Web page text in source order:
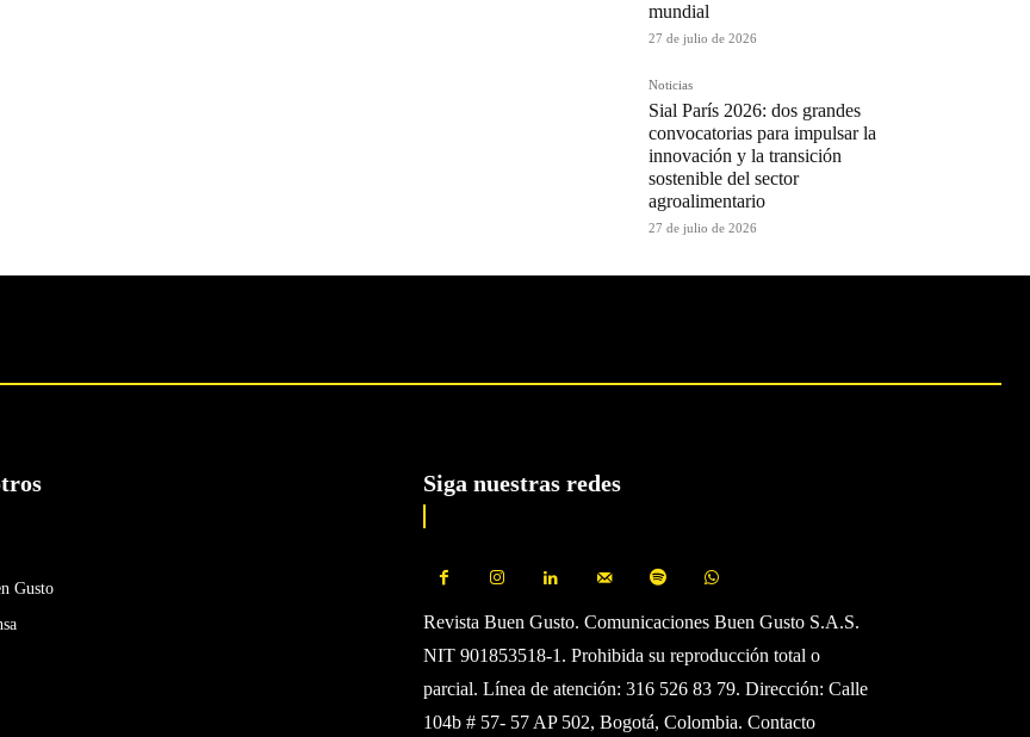
mundial
27 de julio de 2026
Noticias
Sial París 2026: dos grandes
convocatorias para impulsar la
innovación y la transición
sostenible del sector
agroalimentario
27 de julio de 2026
Gusto
Siga nuestras redes
Revista Buen Gusto. Comunicaciones Buen Gusto S.A.S.
NIT 901853518-1. Prohibida su reproducción total o
parcial. Línea de atención: 316 526 83 79. Dirección: Calle
104b # 57- 57 AP 502, Bogotá, Colombia. Contacto